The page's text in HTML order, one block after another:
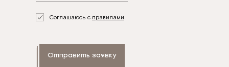
Соглашаюсь с правилами
Отправить заявку